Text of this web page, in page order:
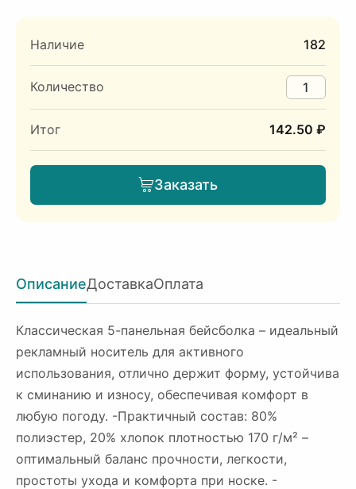
Наличие 182
Количество
Итог 142.50 ₽
Заказать
ОписаниеДоставкаОплата
Классическая 5-панельная бейсболка – идеальный
рекламный носитель для активного
использования, отлично держит форму, устойчива
к сминанию и износу, обеспечивая комфорт в
любую погоду. -Практичный состав: 80%
полиэстер, 20% хлопок плотностью 170 г/м² –
оптимальный баланс прочности, легкости,
простоты ухода и комфорта при носке. -